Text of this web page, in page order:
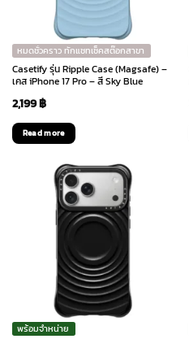
หมดชั่วคราว ทักแชทเช็คสต๊อกสาขา
Casetify รุ่น Ripple Case (Magsafe) –
เคส iPhone 17 Pro – สี Sky Blue
2,199฿
Read more
พร้อมจำหน่าย